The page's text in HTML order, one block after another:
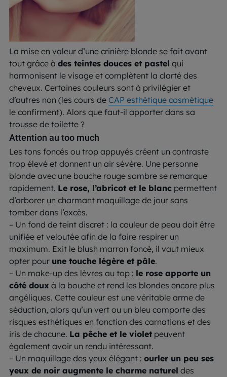
La mise en valeur d’une crinière blonde se fait avant
tout grâce à des teintes douces et pastel qui
harmonisent le visage et complètent la clarté des
cheveux. Certaines couleurs sont à privilégier et
d’autres non (les cours de CAP esthétique cosmétique
le confirment). Alors que faut-il apporter dans sa
trousse de toilette ?
Attention au too much
Les tons foncés ou trop appuyés créent un contraste
trop élevé et donnent un air sévère. Une personne
blonde avec une bouche rouge sombre se remarque
rapidement. Le rose, l’abricot et le blanc permettent
d’arborer un charmant maquillage de jour sans
tomber dans l’excès.
– Un fond de teint discret : la couleur de peau doit être
unifiée et veloutée afin de la faire respirer un
maximum. Exit le blush marron foncé, il vaut mieux
opter pour une touche légère et pâle.
– Un make-up des lèvres au top : le rose apporte un
côté doux à la bouche et rend les blondes encore plus
angéliques. Cette couleur est une véritable arme de
séduction, alors qu’un vert ou un bleu comporte des
risques esthétiques en fonction des carnations et des
iris de chacune. La pêche et le violet peuvent
également avoir un rendu intéressant.
– Un maquillage des yeux élégant : ourler un peu ses
yeux de noir augmente le charme naturel des